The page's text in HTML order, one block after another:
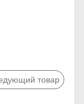
товар